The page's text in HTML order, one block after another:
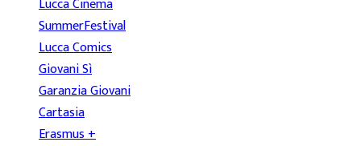
Lucca Cinema
SummerFestival
Lucca Comics
Giovani Sì
Garanzia Giovani
Cartasia
Erasmus +